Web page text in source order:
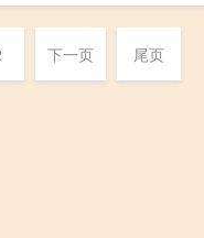
下一页 尾页